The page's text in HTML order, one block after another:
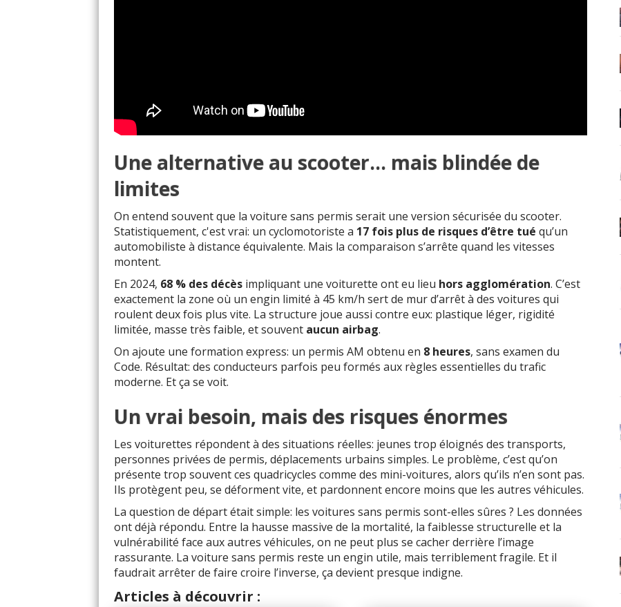
Une alternative au scooter… mais blindée de
limites
On entend souvent que la voiture sans permis serait une version sécurisée du scooter.
Statistiquement, c'est vrai: un cyclomotoriste a 17 fois plus de risques d’être tué qu’un
automobiliste à distance équivalente. Mais la comparaison s’arrête quand les vitesses
montent.
En 2024, 68 % des décès impliquant une voiturette ont eu lieu hors agglomération. C’est
exactement la zone où un engin limité à 45 km/h sert de mur d’arrêt à des voitures qui
roulent deux fois plus vite. La structure joue aussi contre eux: plastique léger, rigidité
limitée, masse très faible, et souvent aucun airbag.
On ajoute une formation express: un permis AM obtenu en 8 heures, sans examen du
Code. Résultat: des conducteurs parfois peu formés aux règles essentielles du trafic
moderne. Et ça se voit.
Un vrai besoin, mais des risques énormes
Les voiturettes répondent à des situations réelles: jeunes trop éloignés des transports,
personnes privées de permis, déplacements urbains simples. Le problème, c’est qu’on
présente trop souvent ces quadricycles comme des mini-voitures, alors qu’ils n’en sont pas.
Ils protègent peu, se déforment vite, et pardonnent encore moins que les autres véhicules.
La question de départ était simple: les voitures sans permis sont-elles sûres ? Les données
ont déjà répondu. Entre la hausse massive de la mortalité, la faiblesse structurelle et la
vulnérabilité face aux autres véhicules, on ne peut plus se cacher derrière l’image
rassurante. La voiture sans permis reste un engin utile, mais terriblement fragile. Et il
faudrait arrêter de faire croire l’inverse, ça devient presque indigne.
Articles à découvrir :